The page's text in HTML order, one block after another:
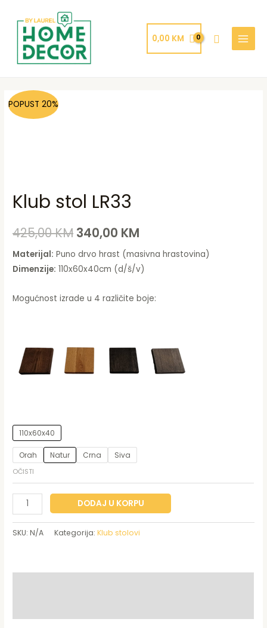
content
0,00 KM Search
MENU
POPUST 20%
Klub stol LR33
425,00KM 340,00 KM
Materijal: Puno drvo hrast (masivna hrastovina)
Dimenzije: 110x60x40cm (d/š/v)
Mogućnost izrade u 4 različite boje:
110x60x40
Orah Natur Crna Siva
OČISTI
Klub
stol
DODAJ U KORPU
SKU:N/A Kategorija:Klub stolovi